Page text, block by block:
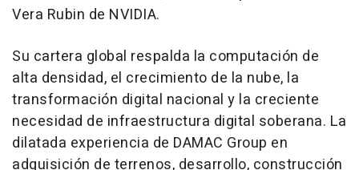
Vera Rubin de NVIDIA.
Su cartera global respalda la computación de
alta densidad, el crecimiento de la nube, la
transformación digital nacional y la creciente
necesidad de infraestructura digital soberana. La
dilatada experiencia de DAMAC Group en
adquisición de terrenos, desarrollo, construcción